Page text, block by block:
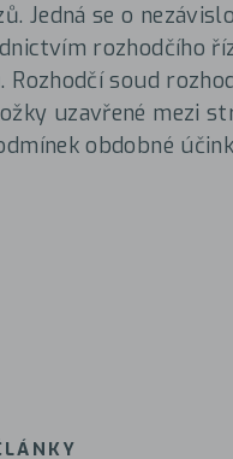
Jedná se o
rozhodčího
soud
uzavřené mezi
obdobné